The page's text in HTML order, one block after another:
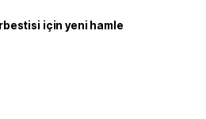
için yeni hamle